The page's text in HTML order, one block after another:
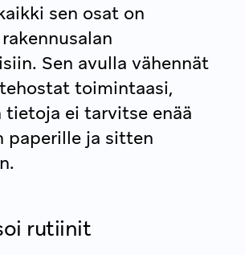
sen osat on
Sen avulla vähennät
toimintaasi,
tietoja ei tarvitse enää
paperille ja sitten
rutiinit